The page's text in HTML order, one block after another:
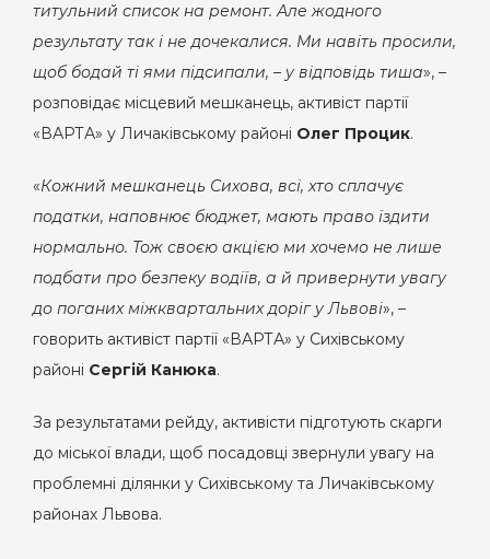
титульний список на ремонт. Але жодного
результату так і не дочекалися. Ми навіть просили,
щоб бодай ті ями підсипали, – у відповідь тиша», –
розповідає місцевий мешканець, активіст партії
«ВАРТА» у Личаківському районі Олег Процик.
«Кожний мешканець Сихова, всі, хто сплачує
податки, наповнює бюджет, мають право їздити
нормально. Тож своєю акцією ми хочемо не лише
подбати про безпеку водіїв, а й привернути увагу
до поганих міжквартальних доріг у Львові», –
говорить активіст партії «ВАРТА» у Сихівському
районі Сергій Канюка.
За результатами рейду, активісти підготують скарги
до міської влади, щоб посадовці звернули увагу на
проблемні ділянки у Сихівському та Личаківському
районах Львова.